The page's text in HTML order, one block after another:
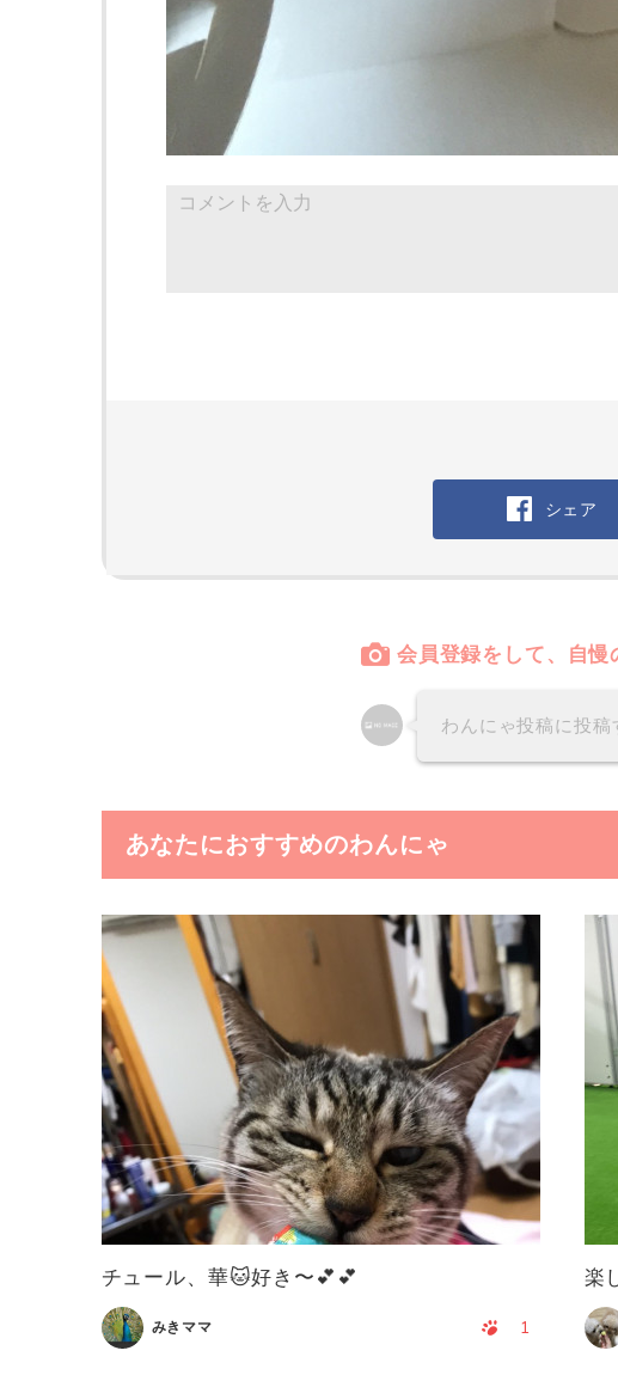
シェア
会員登録をして、自慢
わんにゃ投稿に投稿
あなたにおすすめのわんにゃ
チュール、華🐱好き〜💕💕
みきママ 1
楽